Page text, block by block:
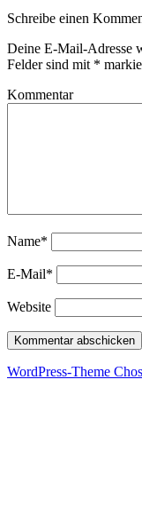
Schreibe einen
Deine E-Mail-Adresse
Felder sind mit *
Kommentar
Name*
E-Mail*
Website
WordPress-Theme